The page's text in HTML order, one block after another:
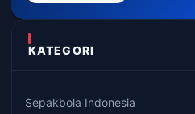
KATEGORI
Sepakbola Indonesia